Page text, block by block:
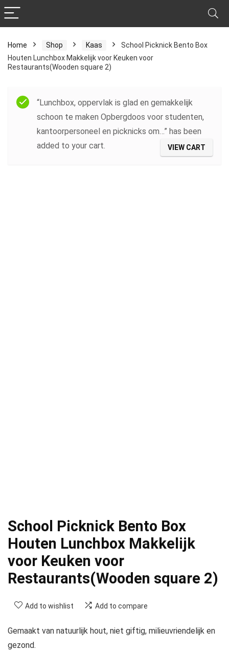
Home Shop Kaas
School Picknick Bento Box
Houten Lunchbox Makkelijk voor Keuken voor
Restaurants(Wooden square 2)
“Lunchbox, oppervlak is glad en gemakkelijk
schoon te maken Opbergdoos voor studenten,
kantoorpersoneel en picknicks om…” has been
added to your cart.
VIEW CART
School Picknick Bento Box
Houten Lunchbox Makkelijk
voor Keuken voor
Restaurants(Wooden square 2)
Add to wishlist Add to compare
Gemaakt van natuurlijk hout, niet giftig, milieuvriendelijk en
gezond.